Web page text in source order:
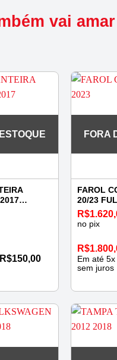
vai
R$150,00
FORA
FAROL
20/23
R$
no pix
R$
Em até 5x
sem juros